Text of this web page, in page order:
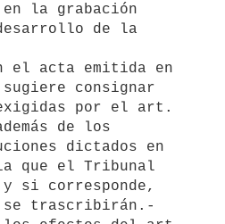
la grabación
de la
consignar
por el art.
de los
dictados en
que el Tribunal
si corresponde,
se trascribirán.-